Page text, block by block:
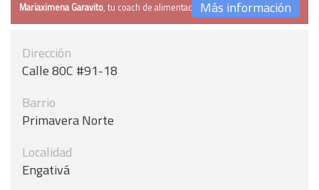
Mariaximena Garavito, tu coach de alimentaciónMás información
Dirección
Calle 80C #91-18
Barrio
Primavera Norte
Localidad
Engativá